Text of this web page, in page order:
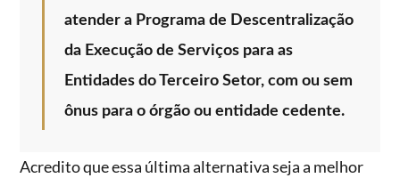
atender a Programa de Descentralização
da Execução de Serviços para as
Entidades do Terceiro Setor, com ou sem
ônus para o órgão ou entidade cedente.
Acredito que essa última alternativa seja a melhor